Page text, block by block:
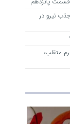
نیرو در
متقلب،